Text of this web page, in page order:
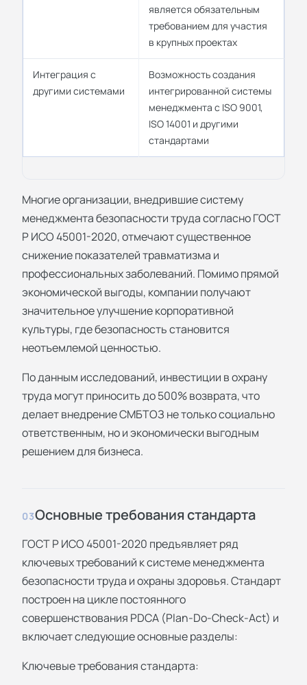
является обязательным
требованием для участия
в крупных проектах
Интеграция с
другими системами
Возможность создания
интегрированной системы
менеджмента с ISO 9001,
ISO 14001 и другими
стандартами
Многие организации, внедрившие систему
менеджмента безопасности труда согласно ГОСТ
Р ИСО 45001-2020, отмечают существенное
снижение показателей травматизма и
профессиональных заболеваний. Помимо прямой
экономической выгоды, компании получают
значительное улучшение корпоративной
культуры, где безопасность становится
неотъемлемой ценностью.
По данным исследований, инвестиции в охрану
труда могут приносить до 500% возврата, что
делает внедрение СМБТОЗ не только социально
ответственным, но и экономически выгодным
решением для бизнеса.
03Основные требования стандарта
ГОСТ Р ИСО 45001-2020 предъявляет ряд
ключевых требований к системе менеджмента
безопасности труда и охраны здоровья. Стандарт
построен на цикле постоянного
совершенствования PDCA (Plan-Do-Check-Act) и
включает следующие основные разделы:
Ключевые требования стандарта: